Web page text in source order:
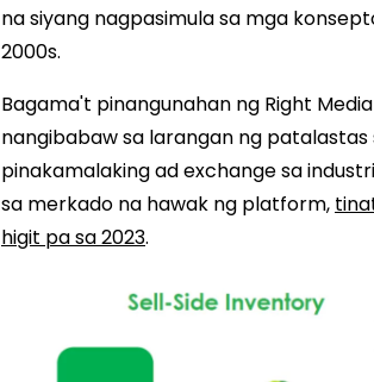
na siyang nagpasimula sa mga
2000s.
Bagama't pinangunahan ng Right
nangibabaw sa larangan ng patalastas
pinakamalaking ad exchange sa
sa merkado na hawak ng platform,
higit pa sa 2023.